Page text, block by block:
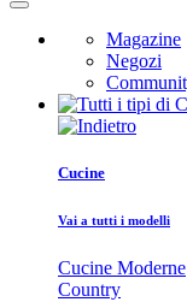
Magazine
Negozi
Cucine
Vai a tutti i modelli
Cucine Moderne
Country